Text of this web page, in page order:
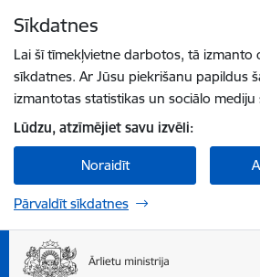
Sīkdatnes
Lai šī tīmekļvietne darbotos, tā izmanto
sīkdatnes. Ar Jūsu piekrišanu papildus
izmantotas statistikas un sociālo mediju
Lūdzu, atzīmējiet savu izvēli:
Noraidīt
Pārvaldīt sīkdatnes